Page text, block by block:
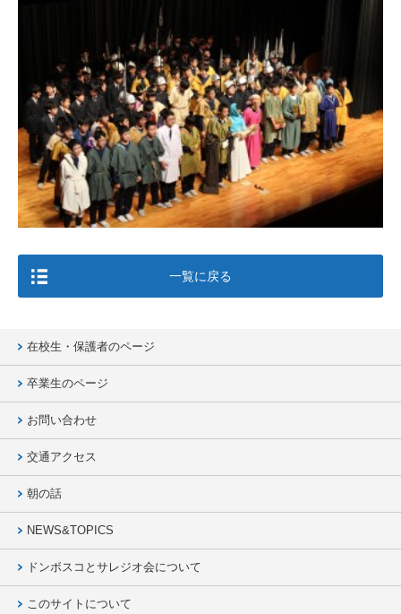
一覧に戻る
在校生・保護者のページ
卒業生のページ
お問い合わせ
交通アクセス
朝の話
NEWS&TOPICS
ドンボスコとサレジオ会について
このサイトについて